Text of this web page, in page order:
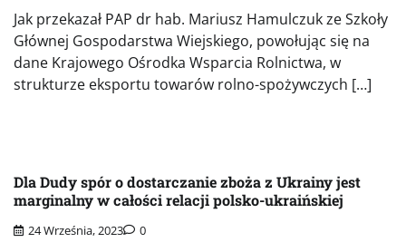
Jak przekazał PAP dr hab. Mariusz Hamulczuk ze Szkoły
Głównej Gospodarstwa Wiejskiego, powołując się na
dane Krajowego Ośrodka Wsparcia Rolnictwa, w
strukturze eksportu towarów rolno-spożywczych […]
Dla Dudy spór o dostarczanie zboża z Ukrainy jest
marginalny w całości relacji polsko-ukraińskiej
24 Września, 2023 0